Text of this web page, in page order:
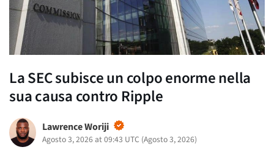
La SEC subisce un colpo enorme nella
sua causa contro Ripple
Lawrence Woriji
Agosto 3, 2026 at 09:43 UTC (Agosto 3, 2026)